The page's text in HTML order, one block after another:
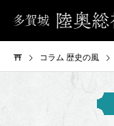
コラム 歴史の風